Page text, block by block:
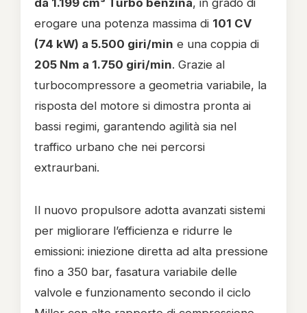
da 1.199 cm³ Turbo benzina, in grado di
erogare una potenza massima di 101 CV
(74 kW) a 5.500 giri/min e una coppia di
205 Nm a 1.750 giri/min. Grazie al
turbocompressore a geometria variabile, la
risposta del motore si dimostra pronta ai
bassi regimi, garantendo agilità sia nel
traffico urbano che nei percorsi
extraurbani.
Il nuovo propulsore adotta avanzati sistemi
per migliorare l’efficienza e ridurre le
emissioni: iniezione diretta ad alta pressione
fino a 350 bar, fasatura variabile delle
valvole e funzionamento secondo il ciclo